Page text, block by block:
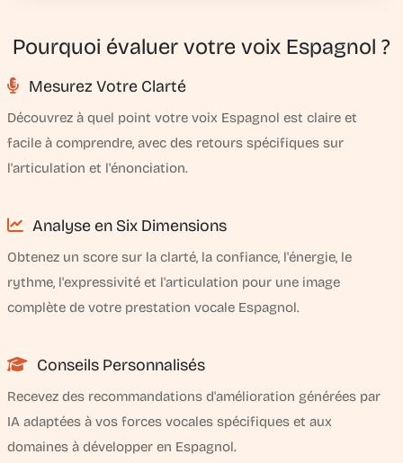
Pourquoi évaluer votre voix Espagnol ?
Mesurez Votre Clarté
Découvrez à quel point votre voix Espagnol est claire et
facile à comprendre, avec des retours spécifiques sur
l'articulation et l'énonciation.
Analyse en Six Dimensions
Obtenez un score sur la clarté, la confiance, l'énergie, le
rythme, l'expressivité et l'articulation pour une image
complète de votre prestation vocale Espagnol.
Conseils Personnalisés
Recevez des recommandations d'amélioration générées par
IA adaptées à vos forces vocales spécifiques et aux
domaines à développer en Espagnol.